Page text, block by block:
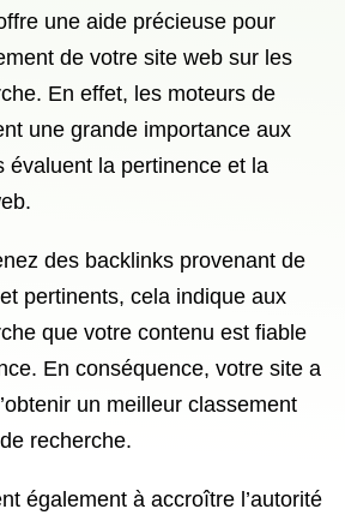
une aide précieuse pour
de votre site web sur les
En effet, les moteurs de
une grande importance aux
évaluent la pertinence et la
des backlinks provenant de
pertinents, cela indique aux
que votre contenu est fiable
En conséquence, votre site a
un meilleur classement
recherche.
également à accroître l’autorité